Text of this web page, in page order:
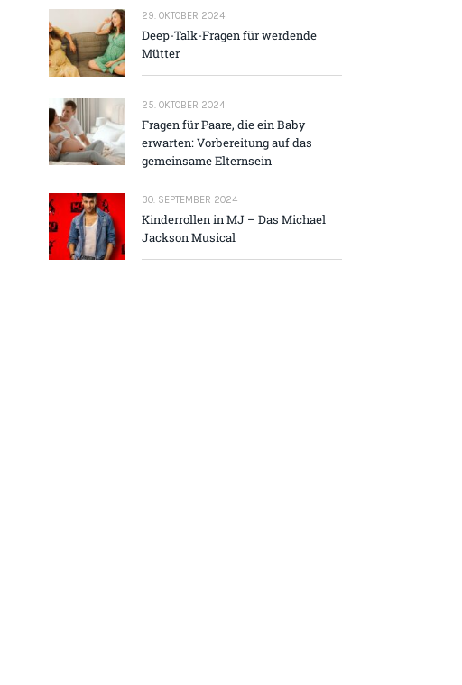
29. OKTOBER 2024
Deep-Talk-Fragen für werdende
Mütter
25. OKTOBER 2024
Fragen für Paare, die ein Baby
erwarten: Vorbereitung auf das
gemeinsame Elternsein
30. SEPTEMBER 2024
Kinderrollen in MJ – Das Michael
Jackson Musical